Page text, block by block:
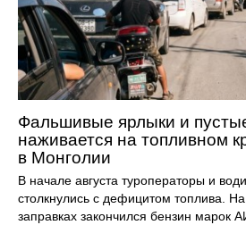
Фальшивые ярлыки и
наживается на топливном
в Монголии
В начале августа туроператоры и
столкнулись с дефицитом топлива.
заправках закончился бензин марок